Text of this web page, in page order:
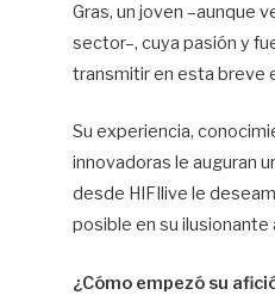
Gras, un joven –aunque
sector–, cuya pasión y
transmitir en esta breve
Su experiencia,
innovadoras le auguran
desde HIFIlive le
posible en su ilusionante
¿Cómo empezó su